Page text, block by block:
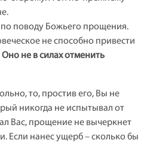
по поводу Божьего прощения.
не способно привести
Оно не в силах отменить
то, простив его, Вы не
никогда не испытывал от
Вас, прощение не вычеркнет
Если нанес ущерб – сколько бы